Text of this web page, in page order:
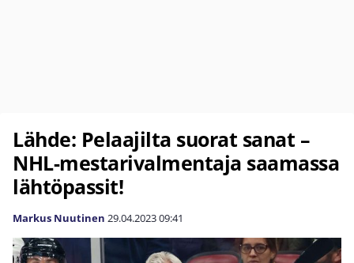
Lähde: Pelaajilta suorat sanat –
NHL-mestarivalmentaja saamassa
lähtöpassit!
Markus Nuutinen 29.04.202309:41